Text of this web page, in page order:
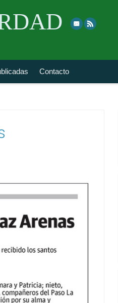
to
top
Contacto